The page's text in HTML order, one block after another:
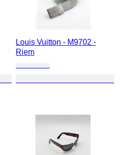
Louis Vuitton - M9702 -
Riem